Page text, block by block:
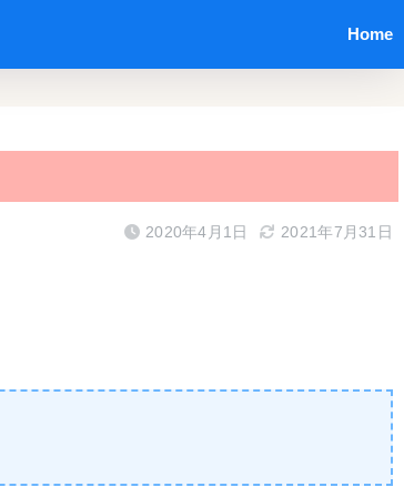
Home
2020年4月1日 2021年7月31日